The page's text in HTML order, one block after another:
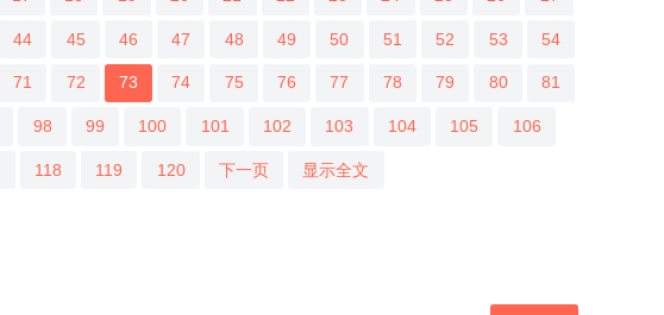
44 45 46 47 48 49 50 51 52 53 54
71 72 73 74 75 76 77 78 79 80 81
98 99 100 101 102 103 104 105 106
118 119 120 下一页 显示全文